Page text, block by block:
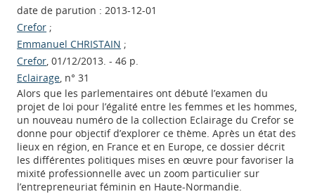
date de parution : 2013-12-01
Crefor ;
Emmanuel CHRISTAIN ;
Crefor, 01/12/2013. - 46 p.
Eclairage, n° 31
Alors que les parlementaires ont débuté l’examen du
projet de loi pour l’égalité entre les femmes et les hommes,
un nouveau numéro de la collection Eclairage du Crefor se
donne pour objectif d’explorer ce thème. Après un état des
lieux en région, en France et en Europe, ce dossier décrit
les différentes politiques mises en œuvre pour favoriser la
mixité professionnelle avec un zoom particulier sur
l’entrepreneuriat féminin en Haute-Normandie.